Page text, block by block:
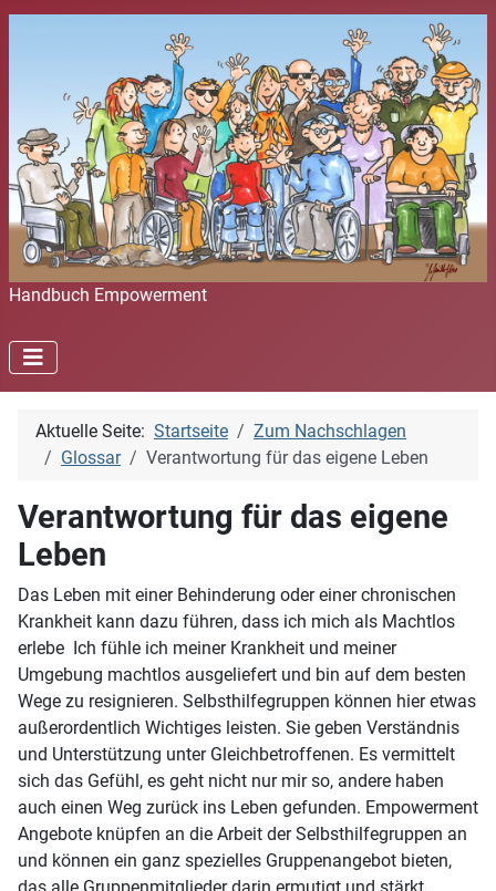
Handbuch Empowerment
Aktuelle Seite: Startseite
Zum Nachschlagen
Glossar
Verantwortung für das eigene Leben
Verantwortung für das eigene
Leben
Das Leben mit einer Behinderung oder einer chronischen
Krankheit kann dazu führen, dass ich mich als Machtlos
erlebe Ich fühle ich meiner Krankheit und meiner
Umgebung machtlos ausgeliefert und bin auf dem besten
Wege zu resignieren. Selbsthilfegruppen können hier etwas
außerordentlich Wichtiges leisten. Sie geben Verständnis
und Unterstützung unter Gleichbetroffenen. Es vermittelt
sich das Gefühl, es geht nicht nur mir so, andere haben
auch einen Weg zurück ins Leben gefunden. Empowerment
Angebote knüpfen an die Arbeit der Selbsthilfegruppen an
und können ein ganz spezielles Gruppenangebot bieten,